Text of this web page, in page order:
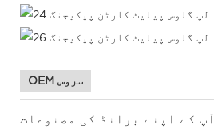
OEM سروس
آپ کے اپنے برانڈ کی مصنوعات OEM میں خوش